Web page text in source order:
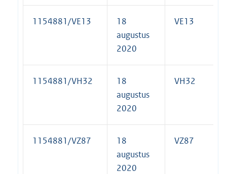
1154881/VE13
18
augustus
2020
VE13
1154881/VH32
18
augustus
2020
VH32
1154881/VZ87
18
augustus
2020
VZ87